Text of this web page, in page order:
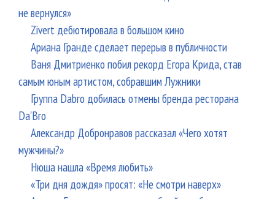
не вернулся»
Zivert дебютировала в большом кино
Ариана Гранде сделает перерыв в публичности
Ваня Дмитриенко побил рекорд Егора Крида, став
самым юным артистом, собравшим Лужники
Группа Dabro добилась отмены бренда ресторана
Da'Bro
Александр Добронравов рассказал «Чего хотят
мужчины?»
Нюша нашла «Время любить»
«Три дня дождя» просят: «Не смотри наверх»